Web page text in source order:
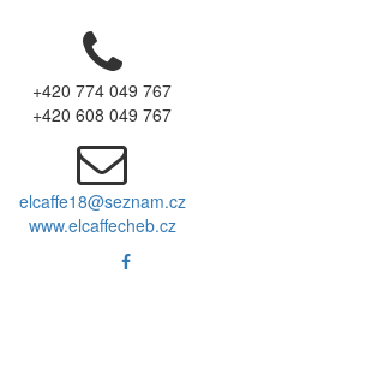
+420 774 049 767
+420 608 049 767
elcaffe18@seznam.cz
www.elcaffecheb.cz